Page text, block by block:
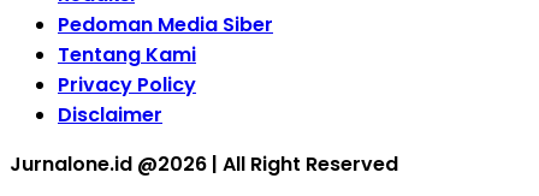
Pedoman Media Siber
Tentang Kami
Privacy Policy
Disclaimer
Jurnalone.id @2026 | All Right Reserved